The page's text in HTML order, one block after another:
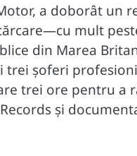
a doborât un
mult
din Marea
șoferi
trei ore pentru a
și